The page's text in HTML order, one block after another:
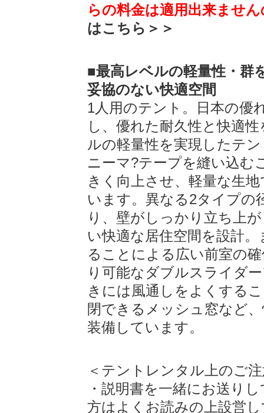
らの料金は適用出来ませ
はこちら＞＞
■最高レベルの軽量性・群
妥協のない快適空間
1人用のテント。日本の優
し、優れた耐久性と快適
ルの軽量性を実現したテ
ニーマ?テープを縫い込む
きく向上させ、軽量な生
います。異なる2タイプの
り、壁がしっかり立ち上
い快適な居住空間を設計
ることによる広い前室の
り可能なダブルスライダ
きには風通しをよくする
閉できるメッシュ窓など
装備しています。
＜テントレンタル上のご
・説明書を一緒にお送り
方はよくお読みの上設営